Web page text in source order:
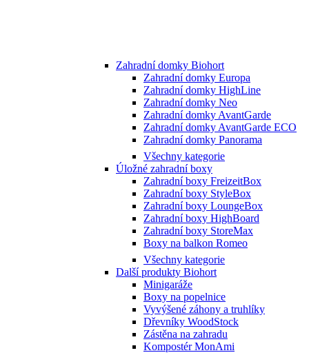
Zahradní domky Biohort
Zahradní domky Europa
Zahradní domky HighLine
Zahradní domky Neo
Zahradní domky AvantGarde
Zahradní domky AvantGarde ECO
Zahradní domky Panorama
Všechny kategorie
Úložné zahradní boxy
Zahradní boxy FreizeitBox
Zahradní boxy StyleBox
Zahradní boxy LoungeBox
Zahradní boxy HighBoard
Zahradní boxy StoreMax
Boxy na balkon Romeo
Všechny kategorie
Další produkty Biohort
Minigaráže
Boxy na popelnice
Vyvýšené záhony a truhlíky
Dřevníky WoodStock
Zástěna na zahradu
Kompostér MonAmi